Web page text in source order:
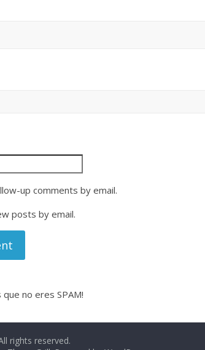
up comments by email.
posts by email.
que no eres SPAM!
rights reserved.